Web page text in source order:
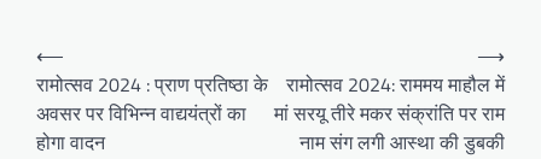
Post
navigation
⟵
रामोत्सव 2024 : प्राण प्रतिष्ठा के
अवसर पर विभिन्न वाद्ययंत्रों का
होगा वादन
रामोत्सव 2024: राममय माहौल में
मां सरयू तीरे मकर संक्रांति पर राम
नाम संग लगी आस्था की डुबकी
⟶